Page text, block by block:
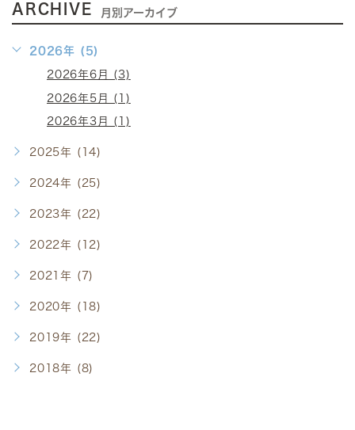
ARCHIVE 月別アーカイブ
2026年 (5)
2026年6月 (3)
2026年5月 (1)
2026年3月 (1)
2025年 (14)
2024年 (25)
2023年 (22)
2022年 (12)
2021年 (7)
2020年 (18)
2019年 (22)
2018年 (8)